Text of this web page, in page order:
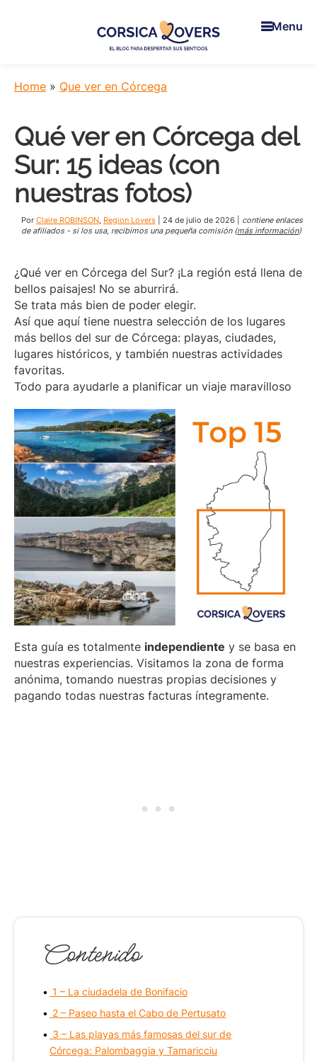
Lovers
despertar
en
Córcega
-
El
blog
de
Claire
Menu
Home » Que ver en Córcega
Qué ver en Córcega del
Sur: 15 ideas (con
nuestras fotos)
Por Claire ROBINSON Region Lovers 24 de julio de 2026
contiene enlaces
de afiliados - si los usa, recibimos una pequeña comisión (más información)
¿Qué ver en Córcega del Sur? ¡La región está llena de
bellos paisajes! No se aburrirá.
Se trata más bien de poder elegir.
Así que aquí tiene nuestra selección de los lugares
más bellos del sur de Córcega: playas, ciudades,
lugares históricos, y también nuestras actividades
favoritas.
Todo para ayudarle a planificar un viaje maravilloso
Esta guía es totalmente independiente y se basa en
nuestras experiencias. Visitamos la zona de forma
anónima, tomando nuestras propias decisiones y
pagando todas nuestras facturas íntegramente.
Contenido
1 – La ciudadela de Bonifacio
2 – Paseo hasta el Cabo de Pertusato
3 – Las playas más famosas del sur de
Córcega: Palombaggia y Tamaricciu